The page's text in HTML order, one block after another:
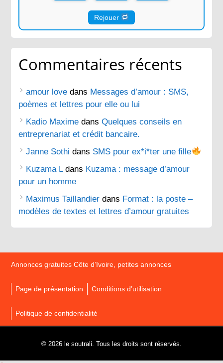
Rejouer
Commentaires récents
amour love dans Messages d’amour : SMS,
poèmes et lettres pour elle ou lui
Kadio Maxime dansQuelques conseils en
entreprenariat et crédit bancaire.
Janne Sothi dans SMS pour ex*i*ter une fille
Kuzama Ldans Kuzama : message d’amour
pour un homme
Maximus Taillandier dans Format : la poste –
modèles de textes et lettres d’amour gratuites
Annonces gratuites Côte d’Ivoire, petites annonces
Page de présentation Conditions d’utilisation
Politique de confidentialité
© 2026 le soutrali. Tous les droits sont réservés.